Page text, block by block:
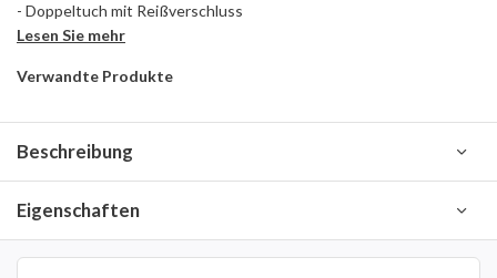
- Doppeltuch mit Reißverschluss
Lesen Sie mehr
Verwandte Produkte
Beschreibung
Eigenschaften